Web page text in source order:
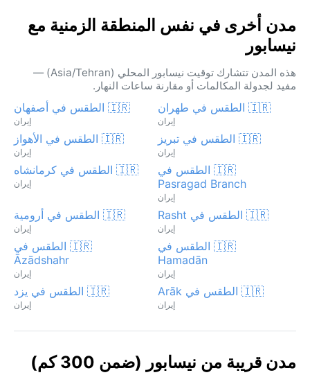
مدن أخرى في نفس المنطقة الزمنية مع
نيسابور
هذه المدن تتشارك توقيت نيسابور المحلي (Asia/Tehran) —
مفيد لجدولة المكالمات أو مقارنة ساعات النهار.
🇮🇷 الطقس في طهران
إيران
🇮🇷 الطقس في أصفهان
إيران
🇮🇷 الطقس في تبريز
إيران
🇮🇷 الطقس في الأهواز
إيران
🇮🇷 الطقس في
Pasragad Branch
إيران
🇮🇷 الطقس في كرمانشاه
إيران
🇮🇷 الطقس في Rasht
إيران
🇮🇷 الطقس في أرومية
إيران
🇮🇷 الطقس في
Hamadān
إيران
🇮🇷 الطقس في
Āzādshahr
إيران
🇮🇷 الطقس في Arāk
إيران
🇮🇷 الطقس في يزد
إيران
مدن قريبة من نيسابور (ضمن 300 كم)